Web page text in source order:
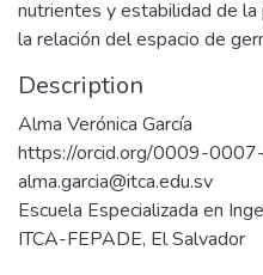
nutrientes y estabilidad de
la relación del espacio de
Description
Alma Verónica García
https://orcid.org/0009-
alma.garcia@itca.edu.sv
Escuela Especializada en
ITCA-FEPADE, El Salvador